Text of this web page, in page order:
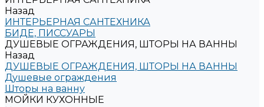
Назад
ИНТЕРЬЕРНАЯ САНТЕХНИКА
БИДЕ, ПИССУАРЫ
ДУШЕВЫЕ ОГРАЖДЕНИЯ, ШТОРЫ НА ВАННЫ
Назад
ДУШЕВЫЕ ОГРАЖДЕНИЯ, ШТОРЫ НА ВАННЫ
Душевые ограждения
Шторы на ванну
МОЙКИ КУХОННЫЕ